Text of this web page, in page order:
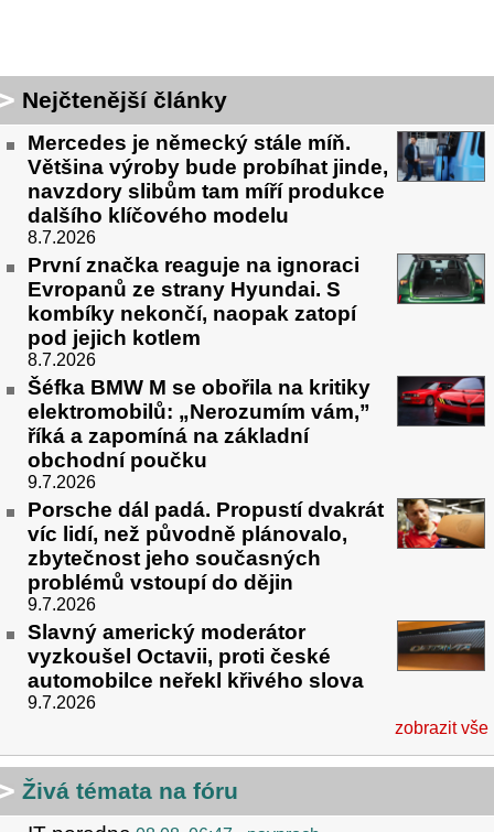
Nejčtenější články
Mercedes je německý stále míň.
Většina výroby bude probíhat jinde,
navzdory slibům tam míří produkce
dalšího klíčového modelu
8.7.2026
První značka reaguje na ignoraci
Evropanů ze strany Hyundai. S
kombíky nekončí, naopak zatopí
pod jejich kotlem
8.7.2026
Šéfka BMW M se obořila na kritiky
elektromobilů: „Nerozumím vám,”
říká a zapomíná na základní
obchodní poučku
9.7.2026
Porsche dál padá. Propustí dvakrát
víc lidí, než původně plánovalo,
zbytečnost jeho současných
problémů vstoupí do dějin
9.7.2026
Slavný americký moderátor
vyzkoušel Octavii, proti české
automobilce neřekl křivého slova
9.7.2026
zobrazit vše
Živá témata na fóru